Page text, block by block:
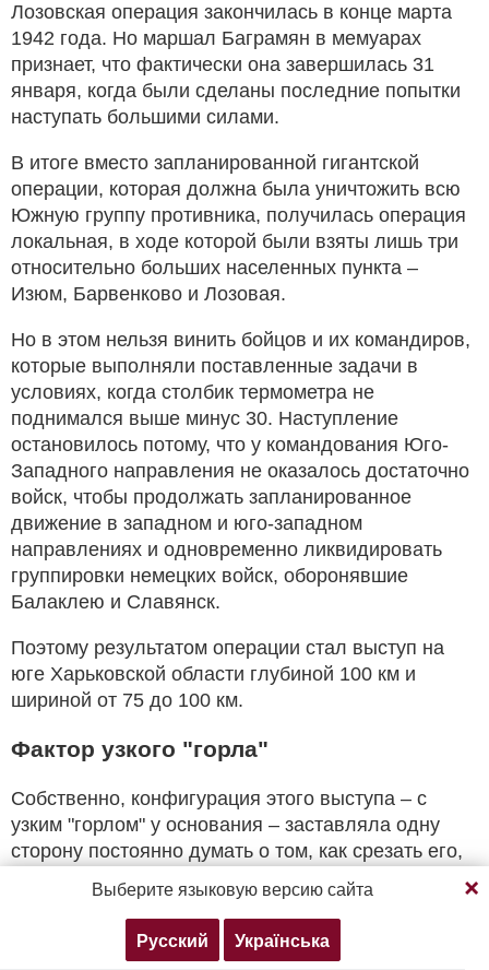
Лозовская операция закончилась в конце марта
1942 года. Но маршал Баграмян в мемуарах
признает, что фактически она завершилась 31
января, когда были сделаны последние попытки
наступать большими силами.
В итоге вместо запланированной гигантской
операции, которая должна была уничтожить всю
Южную группу противника, получилась операция
локальная, в ходе которой были взяты лишь три
относительно больших населенных пункта –
Изюм, Барвенково и Лозовая.
Но в этом нельзя винить бойцов и их командиров,
которые выполняли поставленные задачи в
условиях, когда столбик термометра не
поднимался выше минус 30. Наступление
остановилось потому, что у командования Юго-
Западного направления не оказалось достаточно
войск, чтобы продолжать запланированное
движение в западном и юго-западном
направлениях и одновременно ликвидировать
группировки немецких войск, оборонявшие
Балаклею и Славянск.
Поэтому результатом операции стал выступ на
юге Харьковской области глубиной 100 км и
шириной от 75 до 100 км.
Фактор узкого "горла"
Собственно, конфигурация этого выступа – с
узким "горлом" у основания – заставляла одну
сторону постоянно думать о том, как срезать его,
а другую – как расширить это "горло".
Забегая наперед, следует сказать, что именно
наличие этого узкого места сыграло решающую
Продолжая просмотр, вы соглашаетесь с нашей
политикой конфиденциальности
Согласен Подробнее
Выберите языковую версию сайта
Русский Українська